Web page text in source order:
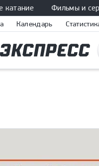
катание Фильмы и
Календарь